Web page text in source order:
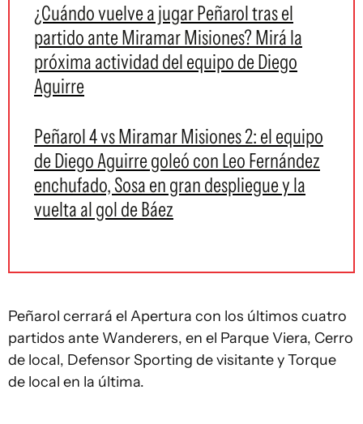
¿Cuándo vuelve a jugar Peñarol tras el
partido ante Miramar Misiones? Mirá la
próxima actividad del equipo de Diego
Aguirre
Peñarol 4 vs Miramar Misiones 2: el equipo
de Diego Aguirre goleó con Leo Fernández
enchufado, Sosa en gran despliegue y la
vuelta al gol de Báez
Peñarol cerrará el Apertura con los últimos cuatro
partidos ante Wanderers, en el Parque Viera, Cerro
de local, Defensor Sporting de visitante y Torque
de local en la última.